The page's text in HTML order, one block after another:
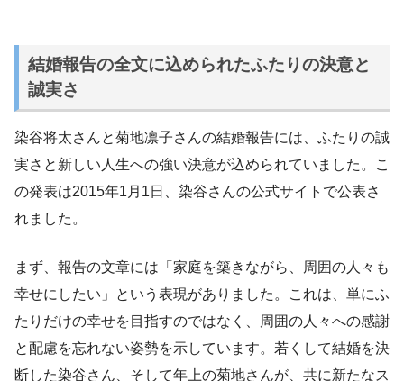
結婚報告の全文に込められたふたりの決意と
誠実さ
染谷将太さんと菊地凛子さんの結婚報告には、ふたりの誠
実さと新しい人生への強い決意が込められていました。こ
の発表は2015年1月1日、染谷さんの公式サイトで公表さ
れました。
まず、報告の文章には「家庭を築きながら、周囲の人々も
幸せにしたい」という表現がありました。これは、単にふ
たりだけの幸せを目指すのではなく、周囲の人々への感謝
と配慮を忘れない姿勢を示しています。若くして結婚を決
断した染谷さん、そして年上の菊地さんが、共に新たなス